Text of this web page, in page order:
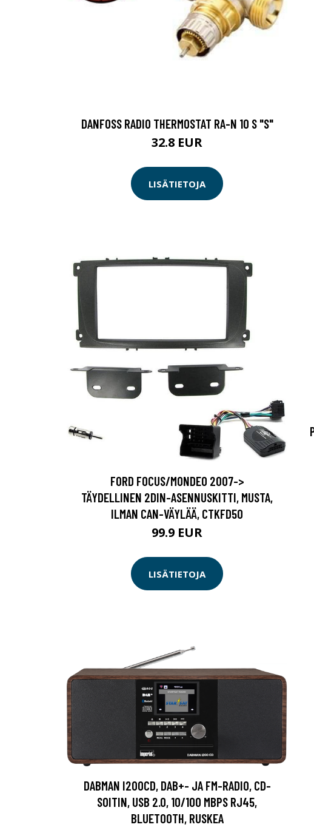
DANFOSS RADIO THERMOSTAT RA-N 10 S "S"
32.8 EUR
LISÄTIETOJA
FORD FOCUS/MONDEO 2007->
TÄYDELLINEN 2DIN-ASENNUSKITTI, MUSTA,
ILMAN CAN-VÄYLÄÄ, CTKFD50
99.9 EUR
LISÄTIETOJA
DABMAN I200CD, DAB+- JA FM-RADIO, CD-
SOITIN, USB 2.0, 10/100 MBPS RJ45,
BLUETOOTH, RUSKEA